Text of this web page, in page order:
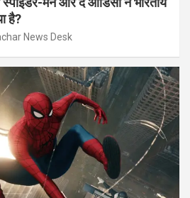
है?
News Desk